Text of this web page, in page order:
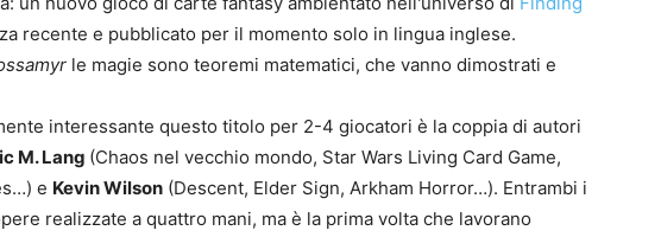
recente e pubblicato per il momento solo in lingua inglese.
le magie sono teoremi matematici, che vanno dimostrati e
interessante questo titolo per 2-4 giocatori è la coppia di autori
M. Lang (Chaos nel vecchio mondo, Star Wars Living Card Game,
e Kevin Wilson (Descent, Elder Sign, Arkham Horror…). Entrambi i
realizzate a quattro mani, ma è la prima volta che lavorano